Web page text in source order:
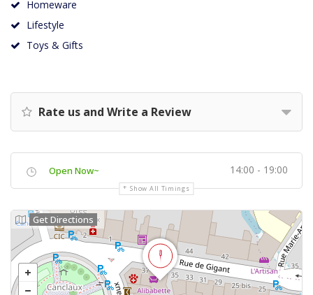
Homeware
Lifestyle
Toys & Gifts
Rate us and Write a Review
Open Now~ 14:00 - 19:00
Show All Timings
Get Directions